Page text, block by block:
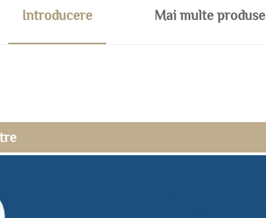
Introducere Mai multe produse